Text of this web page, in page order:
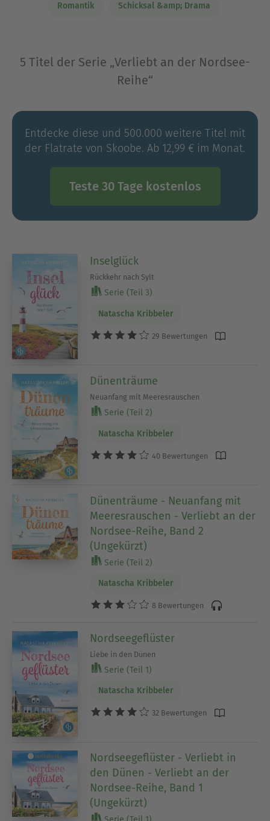
Romantik Schicksal &amp; Drama
5 Titel der Serie „Verliebt an der Nordsee-
Reihe“
Entdecke diese und 500.000 weitere Titel mit
der Flatrate von Skoobe. Ab 12,99 € im Monat.
Teste 30 Tage kostenlos
Inselglück
Rückkehr nach Sylt
Serie (Teil 3)
Natascha Kribbeler
29 Bewertungen
Dünenträume
Neuanfang mit Meeresrauschen
Serie (Teil 2)
Natascha Kribbeler
40 Bewertungen
Dünenträume - Neuanfang mit
Meeresrauschen - Verliebt an der
Nordsee-Reihe, Band 2
(Ungekürzt)
Serie (Teil 2)
Natascha Kribbeler
8 Bewertungen
Nordseegeflüster
Liebe in den Dünen
Serie (Teil 1)
Natascha Kribbeler
32 Bewertungen
Nordseegeflüster - Verliebt in
den Dünen - Verliebt an der
Nordsee-Reihe, Band 1
(Ungekürzt)